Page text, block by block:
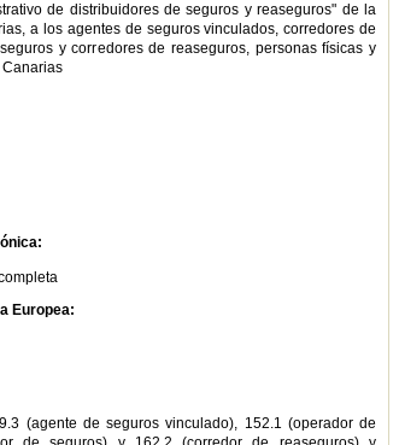
de distribuidores de seguros y reaseguros" de la
a los agentes de seguros vinculados, corredores de
y corredores de reaseguros, personas físicas y
Europea:
(agente de seguros vinculado), 152.1 (operador de